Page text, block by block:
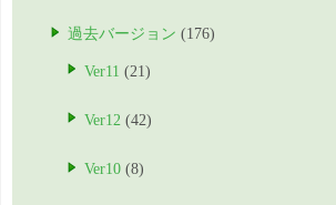
過去バージョン (176)
Ver11 (21)
Ver12 (42)
Ver10 (8)